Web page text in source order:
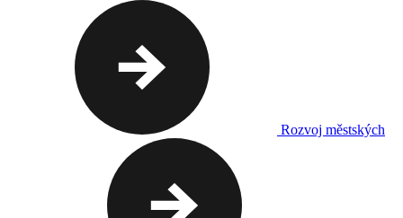
Rozvoj městských